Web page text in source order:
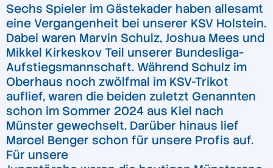
Sechs Spieler im Gästekader haben allesamt
eine Vergangenheit bei unserer KSV Holstein.
Dabei waren Marvin Schulz, Joshua Mees und
Mikkel Kirkeskov Teil unserer Bundesliga-
Aufstiegsmannschaft. Während Schulz im
Oberhaus noch zwölfmal im KSV-Trikot
auflief, waren die beiden zuletzt Genannten
schon im Sommer 2024 aus Kiel nach
Münster gewechselt. Darüber hinaus lief
Marcel Benger schon für unsere Profis auf.
Für unsere